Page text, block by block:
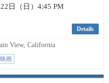
日（日）4:45 PM
Details
View, California
映画